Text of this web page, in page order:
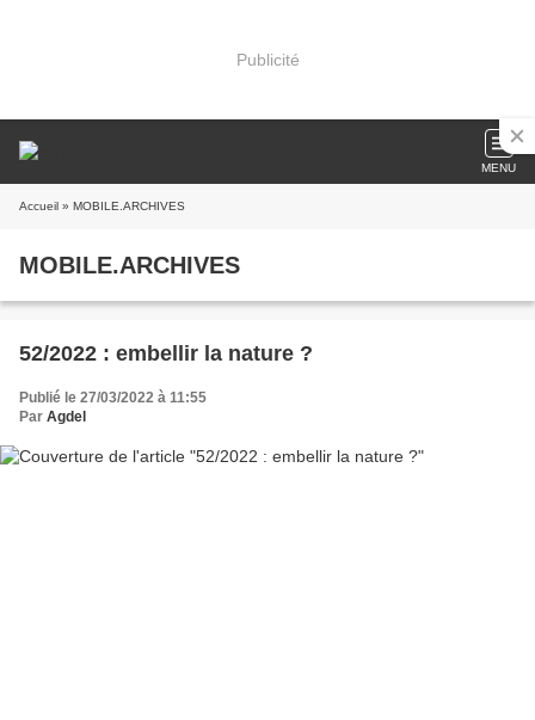
Publicité
MENU
Accueil » MOBILE.ARCHIVES
MOBILE.ARCHIVES
52/2022 : embellir la nature ?
Publié le 27/03/2022 à 11:55
Par Agdel